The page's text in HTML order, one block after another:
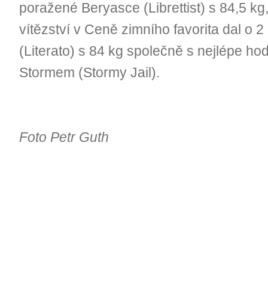
poražené Beryasce (Librettist) s 84,5
vítězství v Ceně zimního favorita dal o
(Literato) s 84 kg společně s nejlépe
Stormem (Stormy Jail).
Foto Petr Guth